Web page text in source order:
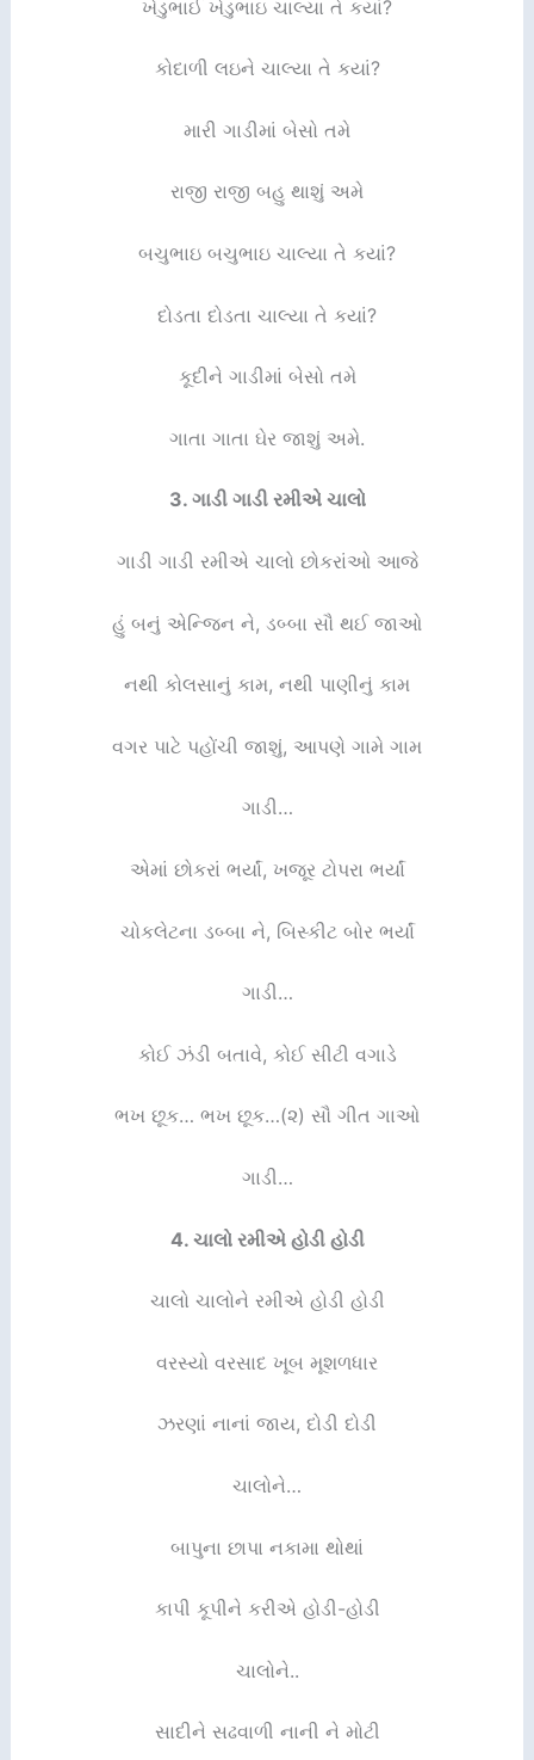
ખેડુભાઈ ખેડુભાઇ ચાલ્યા તે કયાં?
કોદાળી લઇને ચાલ્યા તે કયાં?
મારી ગાડીમાં બેસો તમે
રાજી રાજી બહુ થાશું અમે
બચુભાઇ બચુભાઇ ચાલ્યા તે કયાં?
દોડતા દોડતા ચાલ્યા તે કયાં?
કૂદીને ગાડીમાં બેસો તમે
ગાતા ગાતા ઘેર જાશું અમે.
3. ગાડી ગાડી રમીએ ચાલો
ગાડી ગાડી રમીએ ચાલો છોકરાંઓ આજે
હું બનું એન્જિન ને, ડબ્બા સૌ થઈ જાઓ
નથી કોલસાનું કામ, નથી પાણીનું કામ
વગર પાટે પહોંચી જાશું, આપણે ગામે ગામ
ગાડી…
એમાં છોકરાં ભર્યાં, ખજૂર ટોપરા ભર્યાં
ચોકલેટના ડબ્બા ને, બિસ્કીટ બોર ભર્યાં
ગાડી…
કોઈ ઝંડી બતાવે, કોઈ સીટી વગાડે
ભખ છૂક… ભખ છૂક…(૨) સૌ ગીત ગાઓ
ગાડી…
4. ચાલો રમીએ હોડી હોડી
ચાલો ચાલોને રમીએ હોડી હોડી
વરસ્યો વરસાદ ખૂબ મૂશળધાર
ઝરણાં નાનાં જાય, દોડી દોડી
ચાલોને…
બાપુના છાપા નકામા થોથાં
કાપી કૂપીને કરીએ હોડી-હોડી
ચાલોને..
સાદીને સઢવાળી નાની ને મોટી